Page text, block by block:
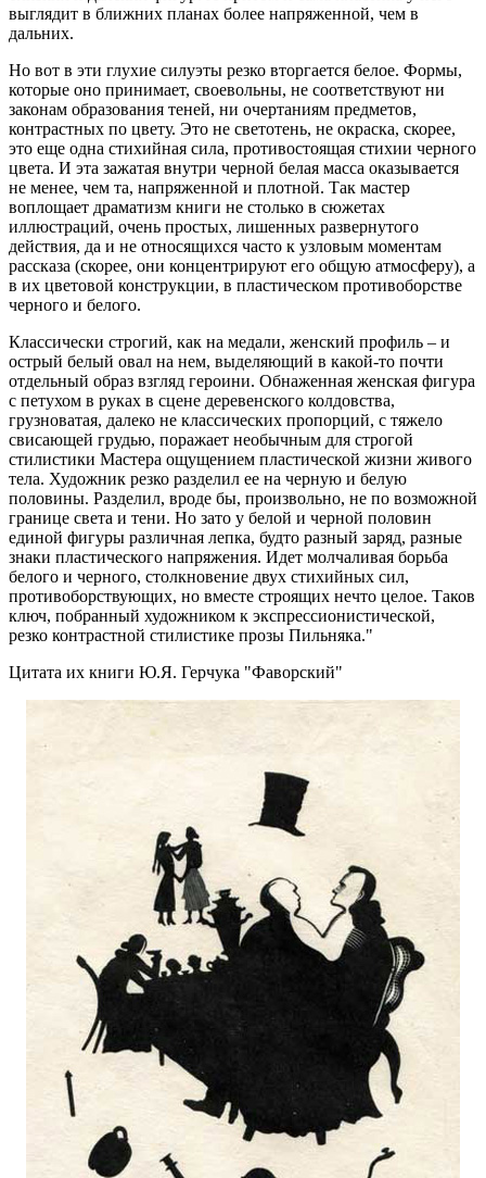
выглядит в ближних планах более напряженной, чем в
дальних.
Но вот в эти глухие силуэты резко вторгается белое. Формы,
которые оно принимает, своевольны, не соответствуют ни
законам образования теней, ни очертаниям предметов,
контрастных по цвету. Это не светотень, не окраска, скорее,
это еще одна стихийная сила, противостоящая стихии черного
цвета. И эта зажатая внутри черной белая масса оказывается
не менее, чем та, напряженной и плотной. Так мастер
воплощает драматизм книги не столько в сюжетах
иллюстраций, очень простых, лишенных развернутого
действия, да и не относящихся часто к узловым моментам
рассказа (скорее, они концентрируют его общую атмосферу), а
в их цветовой конструкции, в пластическом противоборстве
черного и белого.
Классически строгий, как на медали, женский профиль – и
острый белый овал на нем, выделяющий в какой-то почти
отдельный образ взгляд героини. Обнаженная женская фигура
с петухом в руках в сцене деревенского колдовства,
грузноватая, далеко не классических пропорций, с тяжело
свисающей грудью, поражает необычным для строгой
стилистики Мастера ощущением пластической жизни живого
тела. Художник резко разделил ее на черную и белую
половины. Разделил, вроде бы, произвольно, не по возможной
границе света и тени. Но зато у белой и черной половин
единой фигуры различная лепка, будто разный заряд, разные
знаки пластического напряжения. Идет молчаливая борьба
белого и черного, столкновение двух стихийных сил,
противоборствующих, но вместе строящих нечто целое. Таков
ключ, побранный художником к экспрессионистической,
резко контрастной стилистике прозы Пильняка."
Цитата их книги Ю.Я. Герчука "Фаворский"